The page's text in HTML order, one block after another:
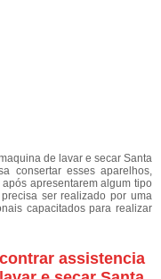
de lavar e secar Santa
consertar esses aparelhos,
apresentarem algum tipo
ser realizado por uma
capacitados para realizar
assistencia